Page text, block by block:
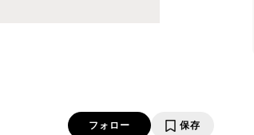
フォロー 保存